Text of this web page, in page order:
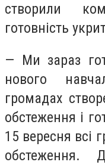
створили
готовність
— Ми зараз
нового
громадах
обстеження і
15 вересня всі
обстеження.